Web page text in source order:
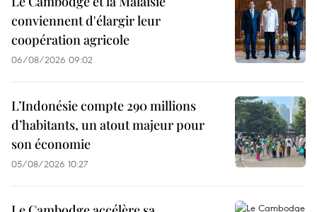
conviennent d'élargir leur
coopération agricole
06/08/2026 09:02
L’Indonésie compte 290 millions
d’habitants, un atout majeur pour
son économie
05/08/2026 10:27